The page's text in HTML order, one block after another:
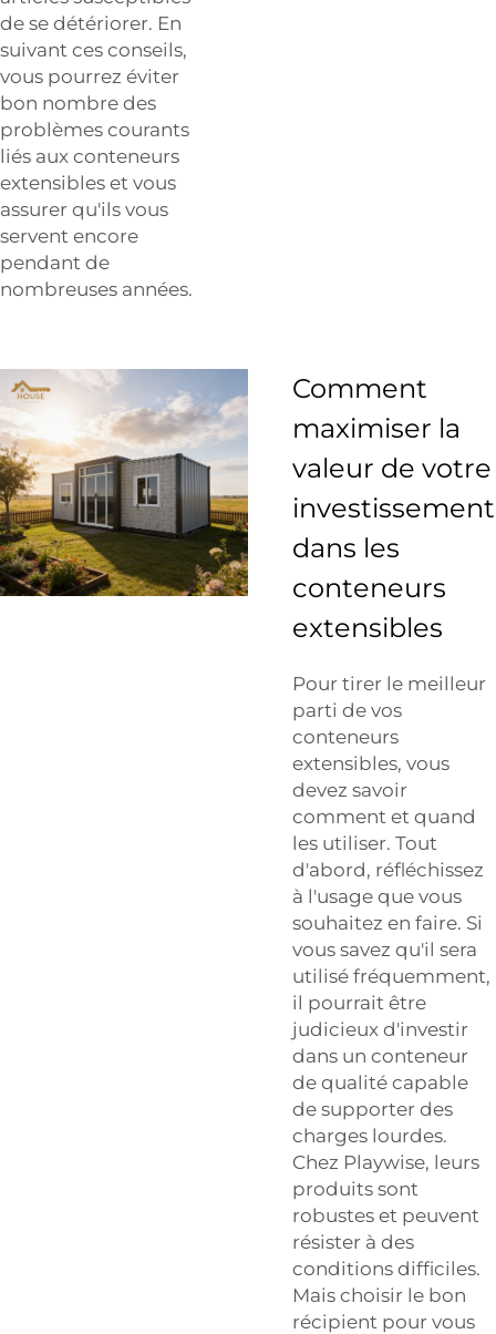
de se détériorer. En
suivant ces conseils,
vous pourrez éviter
bon nombre des
problèmes courants
liés aux conteneurs
extensibles et vous
assurer qu'ils vous
servent encore
pendant de
nombreuses années.
Comment
maximiser la
valeur de votre
investissement
dans les
conteneurs
extensibles
Pour tirer le meilleur
parti de vos
conteneurs
extensibles, vous
devez savoir
comment et quand
les utiliser. Tout
d'abord, réfléchissez
à l'usage que vous
souhaitez en faire. Si
vous savez qu'il sera
utilisé fréquemment,
il pourrait être
judicieux d'investir
dans un conteneur
de qualité capable
de supporter des
charges lourdes.
Chez Playwise, leurs
produits sont
robustes et peuvent
résister à des
conditions difficiles.
Mais choisir le bon
récipient pour vous